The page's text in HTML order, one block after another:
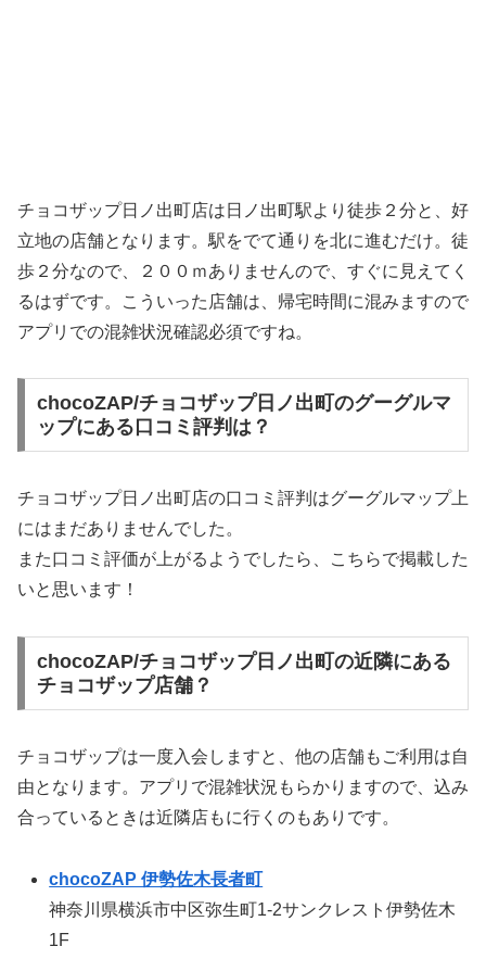
チョコザップ日ノ出町店は日ノ出町駅より徒歩２分と、好
立地の店舗となります。駅をでて通りを北に進むだけ。徒
歩２分なので、２００ｍありませんので、すぐに見えてく
るはずです。こういった店舗は、帰宅時間に混みますので
アプリでの混雑状況確認必須ですね。
chocoZAP/チョコザップ日ノ出町のグーグルマ
ップにある口コミ評判は？
チョコザップ日ノ出町店の口コミ評判はグーグルマップ上
にはまだありませんでした。
また口コミ評価が上がるようでしたら、こちらで掲載した
いと思います！
chocoZAP/チョコザップ日ノ出町の近隣にある
チョコザップ店舗？
チョコザップは一度入会しますと、他の店舗もご利用は自
由となります。アプリで混雑状況もらかりますので、込み
合っているときは近隣店もに行くのもありです。
chocoZAP 伊勢佐木長者町
神奈川県横浜市中区弥生町1-2サンクレスト伊勢佐木
1F